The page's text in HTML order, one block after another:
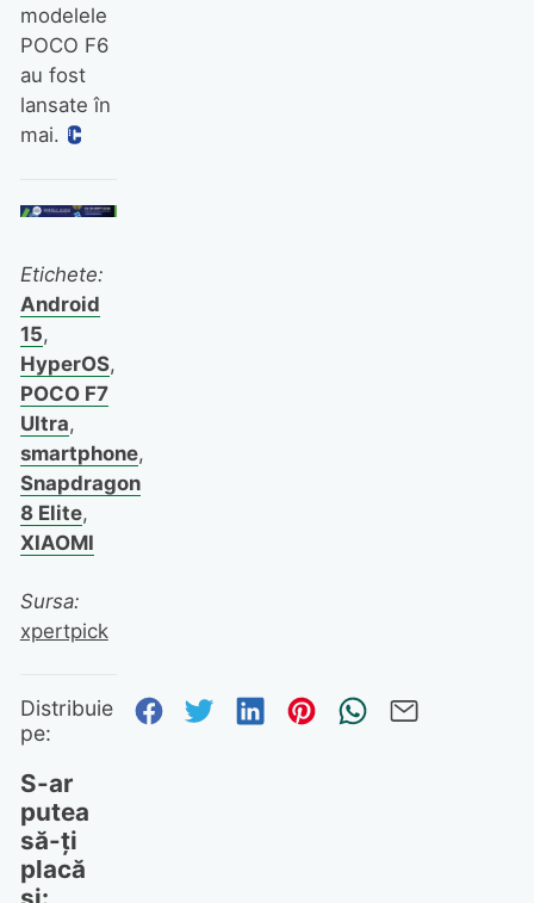
modelele
POCO F6
au fost
lansate în
mai.
Etichete:
Android
15,
HyperOS,
POCO F7
Ultra,
smartphone,
Snapdragon
8 Elite,
XIAOMI
Sursa:
xpertpick
Distribuie
pe:
Distribuie pe Facebook
Distribuie pe Twitter
Distribuie pe
Distribuie pe
Trimite
S-ar
putea
să-ți
placă